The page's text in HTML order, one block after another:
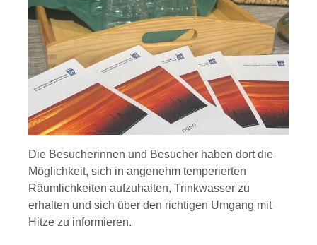
Die Besucherinnen und Besucher haben dort die
Möglichkeit, sich in angenehm temperierten
Räumlichkeiten aufzuhalten, Trinkwasser zu
erhalten und sich über den richtigen Umgang mit
Hitze zu informieren.